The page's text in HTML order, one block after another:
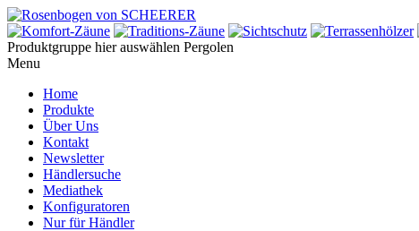
Produktgruppe hier auswählen Pergolen
Menu
Home
Produkte
Über Uns
Kontakt
Newsletter
Händlersuche
Mediathek
Konfiguratoren
Nur für Händler